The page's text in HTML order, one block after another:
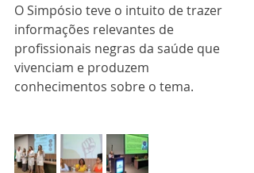
O Simpósio teve o intuito de trazer
informações relevantes de
profissionais negras da saúde que
vivenciam e produzem
conhecimentos sobre o tema.